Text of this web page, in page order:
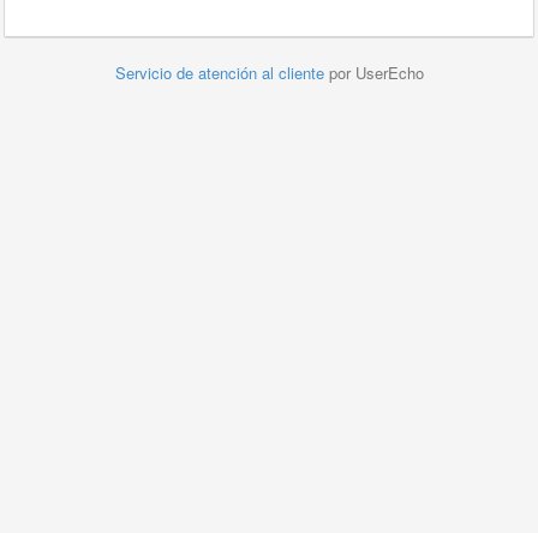
Servicio de atención al cliente por UserEcho